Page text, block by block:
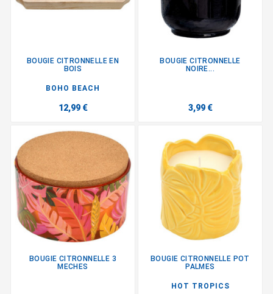
BOUGIE CITRONNELLE EN
BOIS
BOHO BEACH
12,99 €
BOUGIE CITRONNELLE
NOIRE...
3,99 €
BOUGIE CITRONNELLE 3
MECHES
BOUGIE CITRONNELLE POT
PALMES
HOT TROPICS